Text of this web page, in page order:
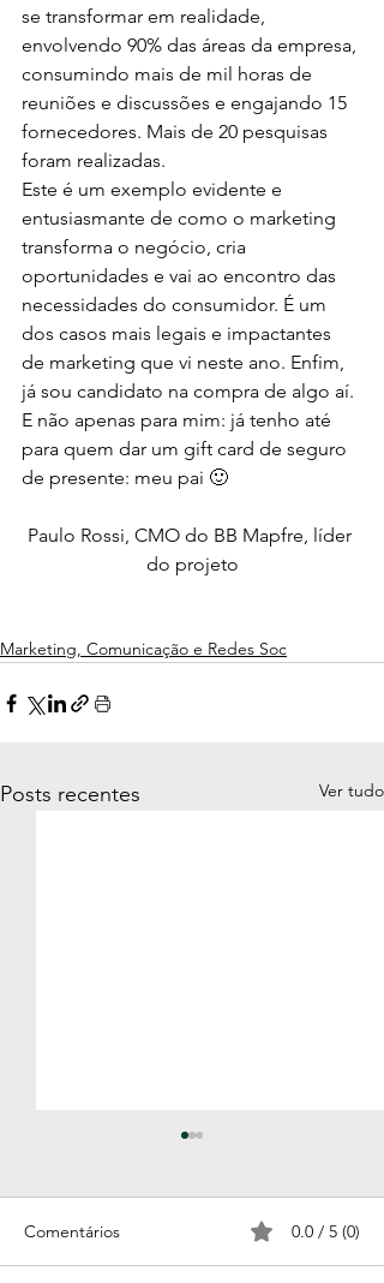
se transformar em realidade,
envolvendo 90% das áreas da empresa,
consumindo mais de mil horas de
reuniões e discussões e engajando 15
fornecedores. Mais de 20 pesquisas
foram realizadas.
Este é um exemplo evidente e
entusiasmante de como o marketing
transforma o negócio, cria
oportunidades e vai ao encontro das
necessidades do consumidor. É um
dos casos mais legais e impactantes
de marketing que vi neste ano. Enfim,
já sou candidato na compra de algo aí.
E não apenas para mim: já tenho até
para quem dar um gift card de seguro
de presente: meu pai 🙂
Paulo Rossi, CMO do BB Mapfre, líder
do projeto
Marketing, Comunicação e Redes Soc
Posts recentes Ver tudo
Comentários 0.0 / 5 (0)